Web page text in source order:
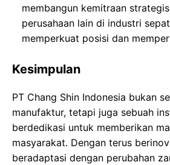
membangun kemitraan
perusahaan lain di industri
memperkuat posisi dan
Kesimpulan
PT Chang Shin Indonesia bukan
manufaktur, tetapi juga sebuah
berdedikasi untuk memberikan
masyarakat. Dengan terus
beradaptasi dengan perubahan